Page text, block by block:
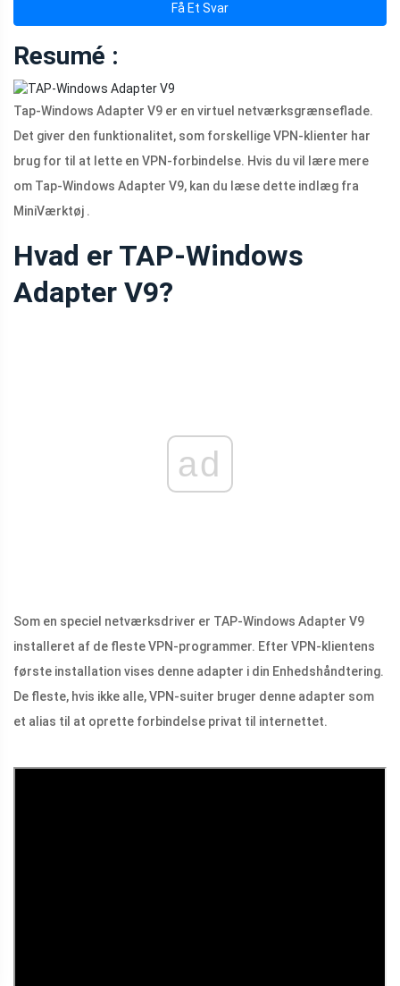
Få Et Svar
Resumé :
Tap-Windows Adapter V9 er en virtuel netværksgrænseflade.
Det giver den funktionalitet, som forskellige VPN-klienter har
brug for til at lette en VPN-forbindelse. Hvis du vil lære mere
om Tap-Windows Adapter V9, kan du læse dette indlæg fra
MiniVærktøj .
Hvad er TAP-Windows
Adapter V9?
ad
Som en speciel netværksdriver er TAP-Windows Adapter V9
installeret af de fleste VPN-programmer. Efter VPN-klientens
første installation vises denne adapter i din Enhedshåndtering.
De fleste, hvis ikke alle, VPN-suiter bruger denne adapter som
et alias til at oprette forbindelse privat til internettet.